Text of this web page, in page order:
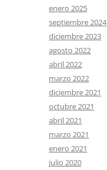
enero 2025
septiembre 2024
diciembre 2023
agosto 2022
abril 2022
marzo 2022
diciembre 2021
octubre 2021
abril 2021
marzo 2021
enero 2021
julio 2020